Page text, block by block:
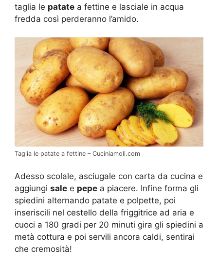
taglia le patate a fettine e lasciale in acqua
fredda così perderanno l’amido.
Taglia le patate a fettine – Cuciniamoli.com
Adesso scolale, asciugale con carta da cucina e
aggiungi sale e pepe a piacere. Infine forma gli
spiedini alternando patate e polpette, poi
inseriscili nel cestello della friggitrice ad aria e
cuoci a 180 gradi per 20 minuti gira gli spiedini a
metà cottura e poi servili ancora caldi, sentirai
che cremosità!